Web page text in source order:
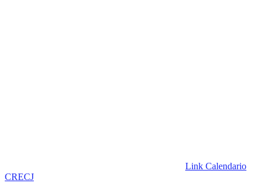
Link Calendario
CRECJ